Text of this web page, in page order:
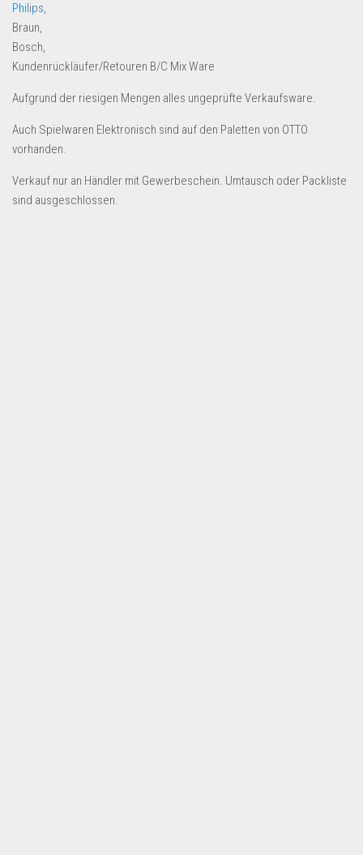
Restposten für Privatpersonen
Sonderposten-Angebote
Saison & Eventprodkte
Dropshipping-Produkte
B2B Produkte
Grosshandel
Amazon
Philips,
Braun,
Bosch,
Kundenrückläufer/Retouren B/C Mix Ware
Aufgrund der riesigen Mengen alles ungeprüfte Verkaufsware.
Auch Spielwaren Elektronisch sind auf den Paletten von OTTO
vorhanden.
Verkauf nur an Händler mit Gewerbeschein. Umtausch oder Packliste
sind ausgeschlossen.